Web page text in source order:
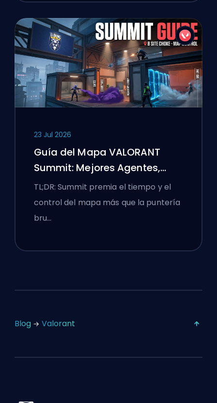
23 Jul 2026
Guía del Mapa VALORANT
Summit: Mejores Agentes,
Llamadas y Humos
TL;DR: Summit premia el tiempo y el
control del mapa más que la puntería
bru…
Blog Valorant